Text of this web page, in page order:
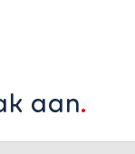
aan